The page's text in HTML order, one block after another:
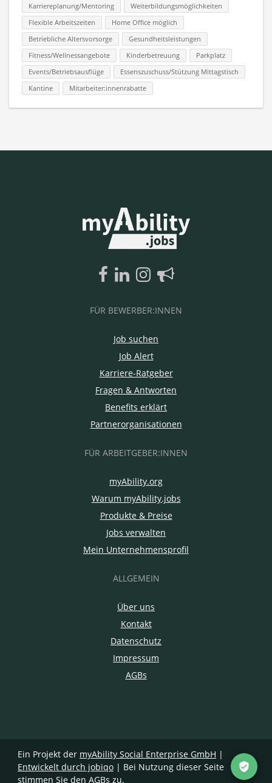
Karriereplanung/Mentoring
Weiterbildungsmöglichkeiten
Flexible Arbeitszeiten
Home Office möglich
Betriebliche Altersvorsorge
Gesundheitsleistungen
Fitness/Wellnessangebote
Kinderbetreuung
Parkplatz
Events/Betriebsausflüge
Essenszuschuss/Stützung Mittagstisch
Kantine
Mitarbeiter:innenrabatte
FÜR BEWERBER:INNEN
Job suchen
Job Alert
Karriere-Ratgeber
Fragen & Antworten
Benefits erklärt
Partnerorganisationen
FÜR ARBEITGEBER:INNEN
myAbility.org
Warum myAbility.jobs
Produkte & Preise
Jobs verwalten
Mein Unternehmensprofil
ALLGEMEIN
Über uns
Kontakt
Datenschutz
Impressum
AGBs
Ein Projekt der myAbility Social Enterprise GmbH |
Entwickelt durch jobiqo | Bei Nutzung dieser Seite
stimmen Sie den AGBs zu.